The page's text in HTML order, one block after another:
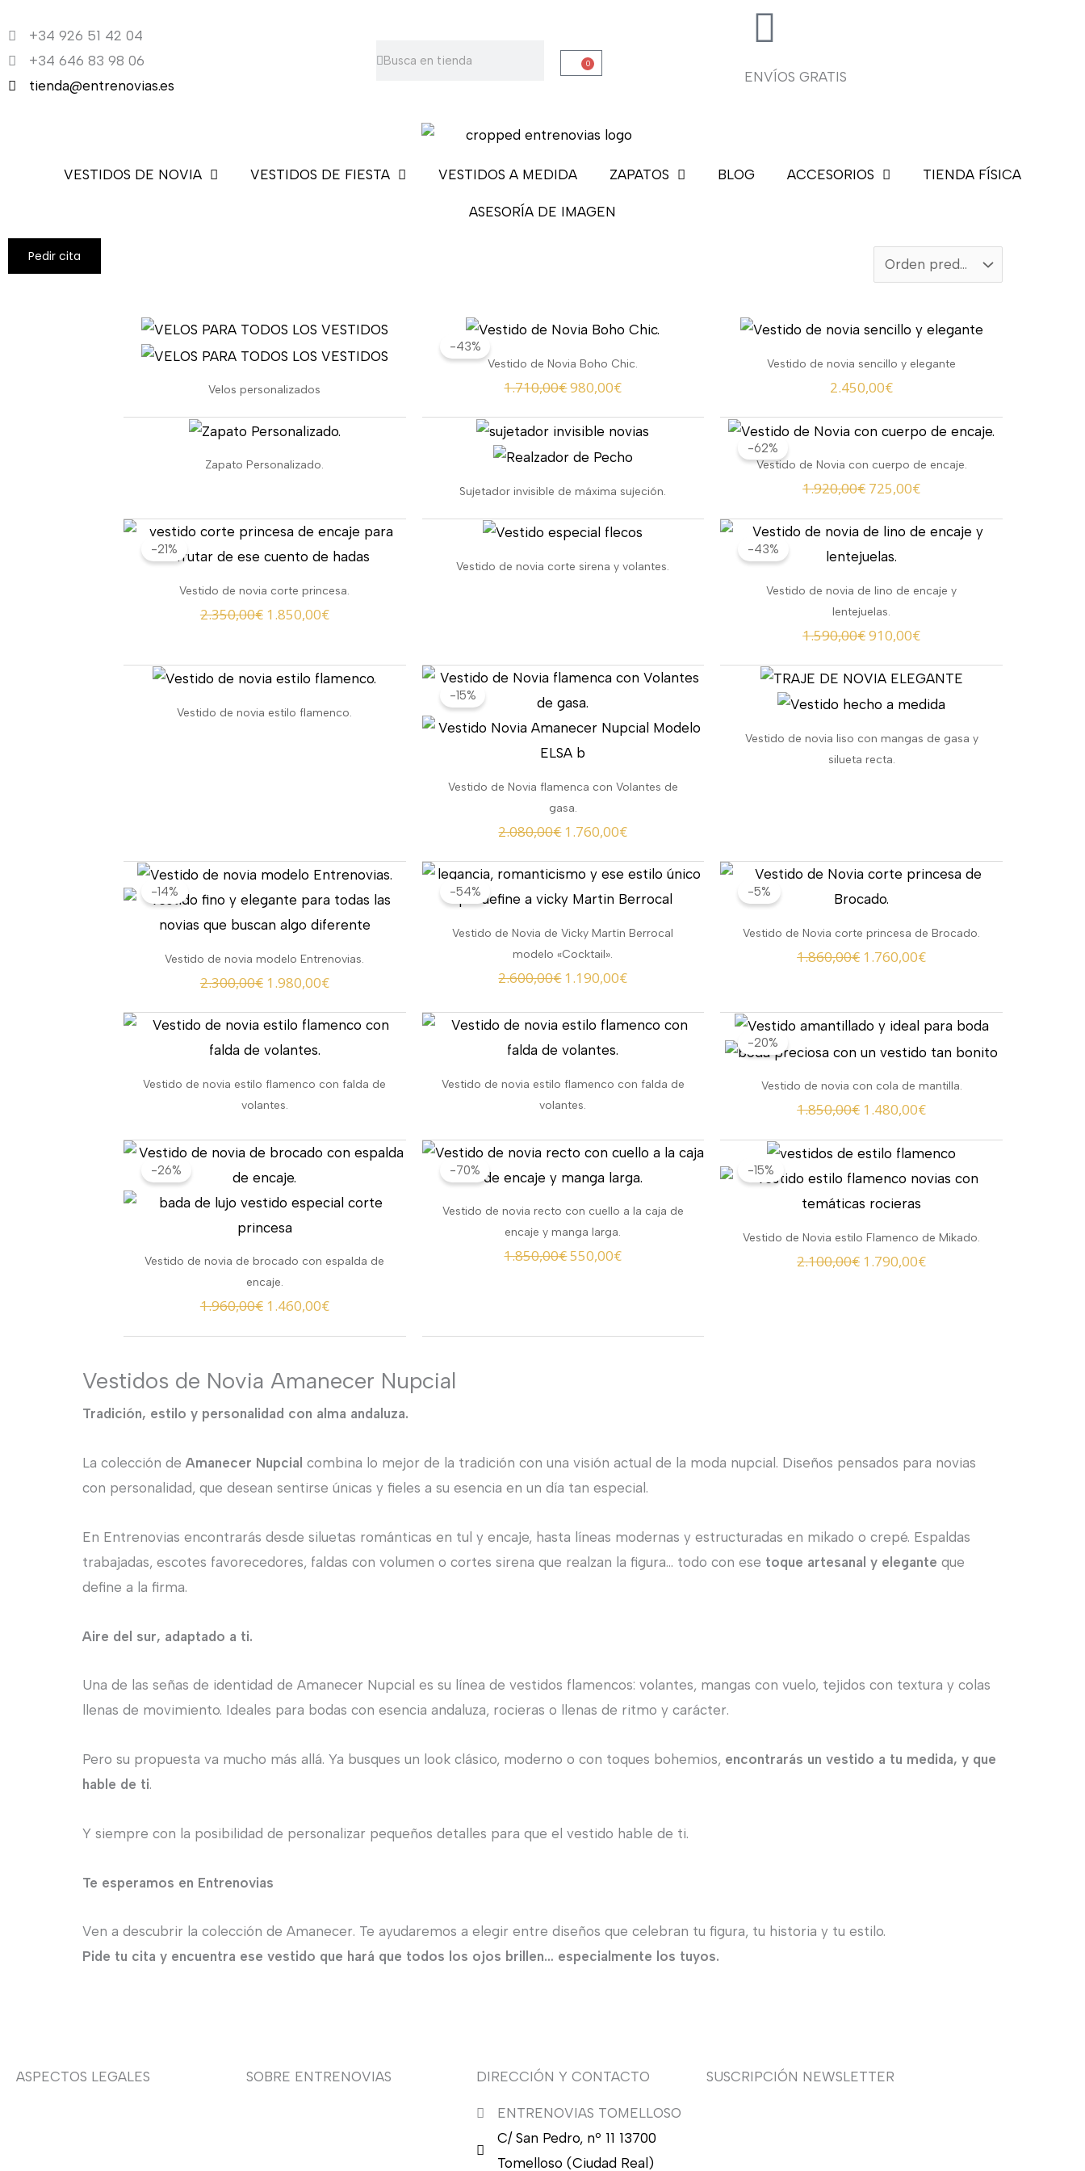
al
contenido
+34 926 51 42 04
+34 646 83 98 06
tienda@entrenovias.es
Buscar
0
Carrito
ENVÍOS GRATIS
VESTIDOS DE NOVIA VESTIDOS DE FIESTA VESTIDOS A MEDIDA ZAPATOS BLOG ACCESORIOS TIENDA FÍSICA
ASESORÍA DE IMAGEN
Pedir cita
Velos personalizados
-43%
Vestido de Novia Boho Chic.
1.710,00€
El
original
1.710,00€.
980,00€
El
actual
980,00€.
Vestido de novia sencillo y elegante
2.450,00€
Zapato Personalizado.
Sujetador invisible de máxima sujeción.
-62%
Vestido de Novia con cuerpo de encaje.
1.920,00€
El
original
1.920,00€.
725,00€
El
actual
725,00€.
-21%
Vestido de novia corte princesa.
2.350,00€
El
precio
era:
1.850,00€
El
precio
es:
Vestido de novia corte sirena y volantes.
-43%
Vestido de novia de lino de encaje y
lentejuelas.
1.590,00€
El
precio
era:
1.590,00€.
910,00€
El
910,00€.
Vestido de novia estilo flamenco.
-15%
Vestido de Novia flamenca con Volantes de
gasa.
2.080,00€
El
precio
original
era:
1.760,00€
El
actual
Vestido de novia liso con mangas de gasa y
silueta recta.
-14%
Vestido de novia modelo Entrenovias.
2.300,00€
El
precio
original
2.300,00€.
1.980,00€
El
precio
actual
1.980,00€.
-54%
Vestido de Novia de Vicky Martín Berrocal
modelo «Cocktail».
2.600,00€
El
precio
era:
2.600,00€.
1.190,00€
El
precio
1.190,00€.
-5%
Vestido de Novia corte princesa de Brocado.
1.860,00€
El
precio
era:
1.760,00€
El
es:
Vestido de novia estilo flamenco con falda de
volantes.
Vestido de novia estilo flamenco con falda de
volantes.
-20%
Vestido de novia con cola de mantilla.
1.850,00€
El
precio
1.480,00€
El
precio
-26%
Vestido de novia de brocado con espalda de
encaje.
1.960,00€
El
precio
original
era:
1.960,00€.
1.460,00€
El
actual
1.460,00€.
-70%
Vestido de novia recto con cuello a la caja de
encaje y manga larga.
1.850,00€
El
precio
original
era:
1.850,00€.
550,00€
El
precio
actual
550,00€.
-15%
Vestido de Novia estilo Flamenco de Mikado.
2.100,00€
El
precio
original
2.100,00€.
1.790,00€
El
precio
1.790,00€.
Vestidos de Novia Amanecer Nupcial
Tradición, estilo y personalidad con alma andaluza.
La colección de Amanecer Nupcial combina lo mejor de la tradición con una visión actual de la moda nupcial. Diseños pensados para novias
con personalidad, que desean sentirse únicas y fieles a su esencia en un día tan especial.
En Entrenovias encontrarás desde siluetas románticas en tul y encaje, hasta líneas modernas y estructuradas en mikado o crepé. Espaldas
trabajadas, escotes favorecedores, faldas con volumen o cortes sirena que realzan la figura… todo con ese toque artesanal y elegante que
define a la firma.
Aire del sur, adaptado a ti.
Una de las señas de identidad de Amanecer Nupcial es su línea de vestidos flamencos: volantes, mangas con vuelo, tejidos con textura y colas
llenas de movimiento. Ideales para bodas con esencia andaluza, rocieras o llenas de ritmo y carácter.
Pero su propuesta va mucho más allá. Ya busques un look clásico, moderno o con toques bohemios, encontrarás un vestido a tu medida, y que
hable de ti.
Y siempre con la posibilidad de personalizar pequeños detalles para que el vestido hable de ti.
Te esperamos en Entrenovias
Ven a descubrir la colección de Amanecer. Te ayudaremos a elegir entre diseños que celebran tu figura, tu historia y tu estilo.
Pide tu cita y encuentra ese vestido que hará que todos los ojos brillen… especialmente los tuyos.
ASPECTOS LEGALES SOBRE ENTRENOVIAS DIRECCIÓN Y CONTACTO
ENTRENOVIAS TOMELLOSO
C/ San Pedro, nº 11 13700
Tomelloso (Ciudad Real)
SUSCRIPCIÓN NEWSLETTER